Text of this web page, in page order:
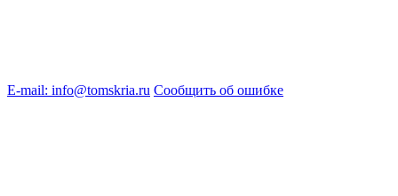
E-mail: info@tomskria.ru Сообщить об ошибке